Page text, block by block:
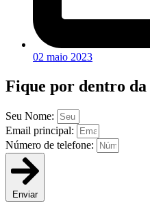
02 maio 2023
Fique por dentro da
Seu Nome:
Email principal:
Número de telefone:
Enviar